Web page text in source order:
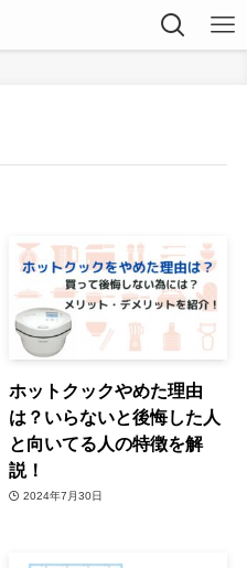
ホットクックやめた理由
は？いらないと後悔した人
と向いてる人の特徴を解
説！
2024年7月30日